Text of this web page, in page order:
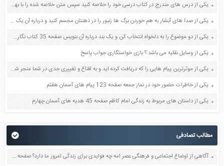
یکی از درس های مندرج در کتاب درسی خود را خلاصه کنید سپس متن خلاصه شده را با بهره گیری از روش های دسته بندی نمودار جدول نقشه مفهومی نشان دهید صفحه 118 نگارش یازدهم
یکی از صدا های آبشار به هم خوردن برگ ها زنبور را در ذهنتان مجسم کنید و درباره آن یک بند بنویسید صفحه 11 نگارش پنجم
یکی از دو موضوع را به دلخواه انتخاب کن و یک بند درباره آن بنویس صفحه 35 کتاب نگارش فارسی سوم
یکی از وسایل نقلیه می باشد ؟ بازی خواستگاری جواب پاسخ
یکی از موثرترین پیام هایی را که دریافت کرده اید و به اقناع و تغییری جدی در شما منجر شده است برسی کنید و علت این تاثیر گذاری قابل توجه را بنویسید صفحه 52 تفکر و سواد رسانه ای دهم
یکی از خاطرات حضور خود در نماز جمعه صفحه 123 پیام های آسمان هفتم
یکی از داستان های مربوط به زندگی امام کاظم صفحه 45 هدیه های آسمان چهارم
مطالب تصادفی
آگاهی از اوضاع اجتماعی و فرهنگی عصر امه چه فوایدی برای زندگی امروز ما دارد؟ صفحه 93 دین و زندگی یازدهم